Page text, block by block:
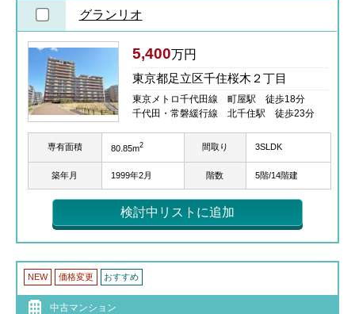
グランリオ
5,400万円
東京都足立区千住桜木２丁目
東京メトロ千代田線 町屋駅 徒歩18分
千代田・常磐緩行線 北千住駅 徒歩23分
専有面積 80.85m2 間取り 3SLDK
築年月 1999年2月 階数 5階/14階建
検討中リストに追加
NEW 価格変更 おすすめ
中古マンション